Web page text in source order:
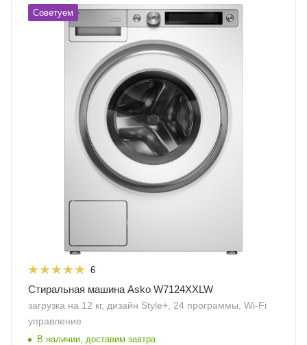
Советуем
6
Стиральная машина Asko W7124XXLW
загрузка на 12 кг, дизайн Style+, 24 программы, Wi-Fi
управление
В наличии, доставим завтра